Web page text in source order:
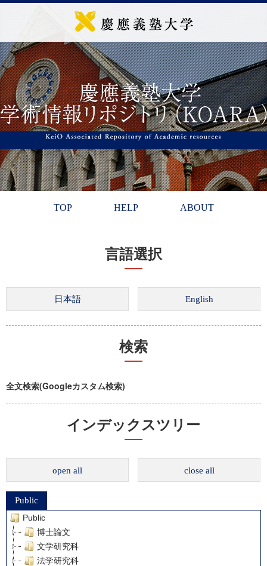
TOP HELP ABOUT
言語選択
検索
全文検索(Googleカスタム検索)
インデックスツリー
open all close all
Public
Public
博士論文
文学研究科
法学研究科